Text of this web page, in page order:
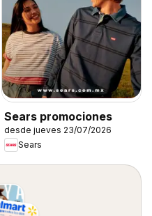
Sears promociones
desde jueves 23/07/2026
Sears